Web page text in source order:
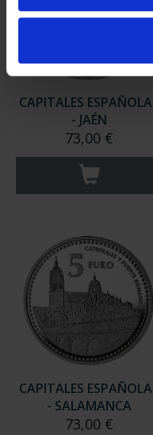
CAPITALES
- JAÉN
73,00 €
CAPITALES
- SALAMANCA
73,00 €